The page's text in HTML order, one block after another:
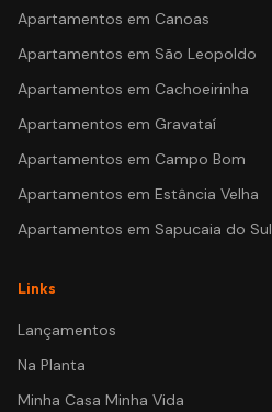
Apartamentos em Canoas
Apartamentos em São Leopoldo
Apartamentos em Cachoeirinha
Apartamentos em Gravataí
Apartamentos em Campo Bom
Apartamentos em Estância Velha
Apartamentos em Sapucaia do Sul
Links
Lançamentos
Na Planta
Minha Casa Minha Vida